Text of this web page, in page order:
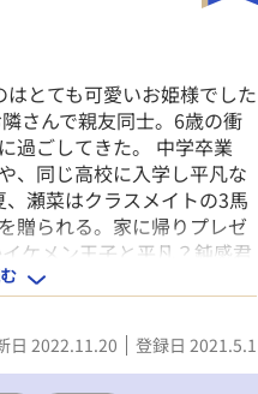
とても可愛いお姫様でした
さんで親友同士。6歳の衝
過ごしてきた。 中学卒業
、同じ高校に入学し平凡な
瀬菜はクラスメイトの3馬
贈られる。家に帰りプレゼ
ケメン王子と平凡？鈍感君
。 イチャイチャ甘々溺愛で
シリアスもあり。 高校生
❥表現が露骨なものが多い
。 ❥ページにR18などの表
日 2022.11.20 登録日 2021.5.1